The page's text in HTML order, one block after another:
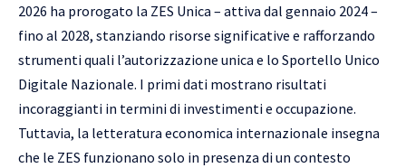
2026 ha prorogato la ZES Unica – attiva dal gennaio 2024 –
fino al 2028, stanziando risorse significative e rafforzando
strumenti quali l’autorizzazione unica e lo Sportello Unico
Digitale Nazionale. I primi dati mostrano risultati
incoraggianti in termini di investimenti e occupazione.
Tuttavia, la letteratura economica internazionale insegna
che le ZES funzionano solo in presenza di un contesto